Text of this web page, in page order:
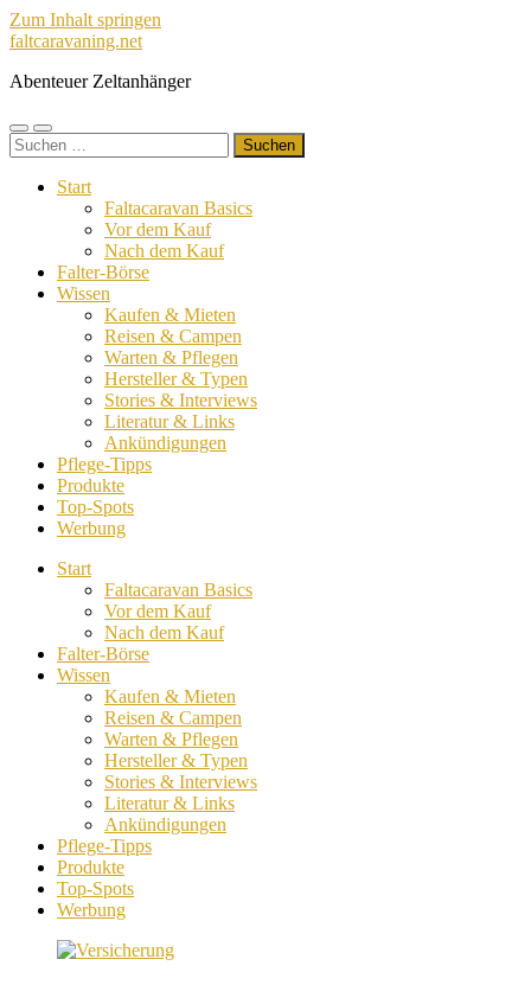
Zum Inhalt springen
faltcaravaning.net
Abenteuer Zeltanhänger
Mobile-
Menü
Suchfeld
ein-/ausblenden
Suchen
nach:
Start
Faltacaravan Basics
Vor dem Kauf
Nach dem Kauf
Falter-Börse
Wissen
Kaufen & Mieten
Reisen & Campen
Warten & Pflegen
Hersteller & Typen
Stories & Interviews
Literatur & Links
Ankündigungen
Pflege-Tipps
Produkte
Top-Spots
Werbung
Start
Faltacaravan Basics
Vor dem Kauf
Nach dem Kauf
Falter-Börse
Wissen
Kaufen & Mieten
Reisen & Campen
Warten & Pflegen
Hersteller & Typen
Stories & Interviews
Literatur & Links
Ankündigungen
Pflege-Tipps
Produkte
Top-Spots
Werbung